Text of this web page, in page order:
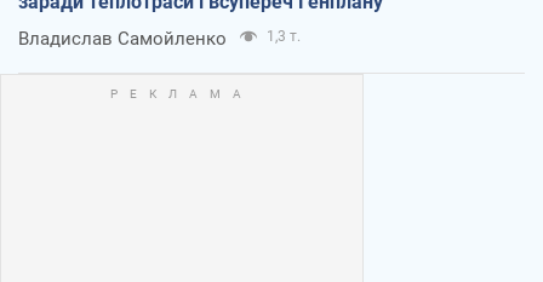
Владислав Самойленко 1,3 т.